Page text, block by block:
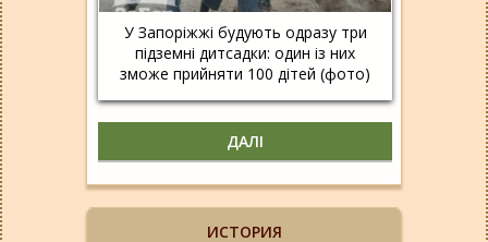
У Запоріжжі будують одразу три
підземні дитсадки: один із них
зможе прийняти 100 дітей (фото)
ДАЛІ
ИСТОРИЯ